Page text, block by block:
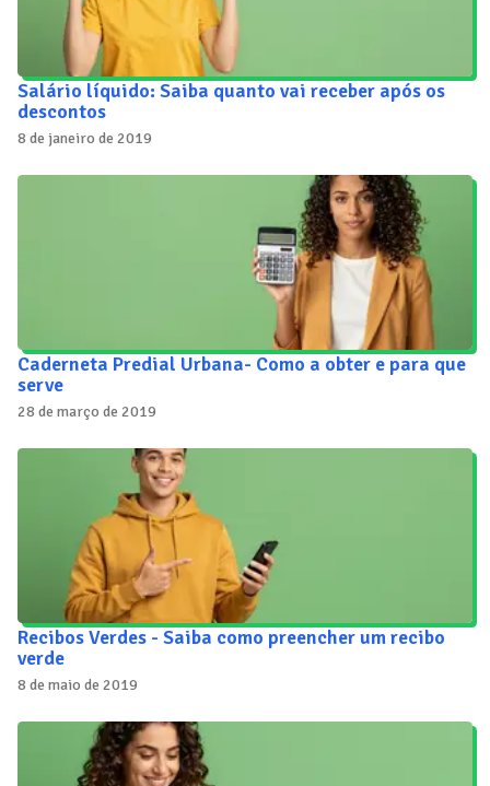
Salário líquido: Saiba quanto vai receber após os
descontos
8 de janeiro de 2019
Caderneta Predial Urbana- Como a obter e para que
serve
28 de março de 2019
Recibos Verdes - Saiba como preencher um recibo
verde
8 de maio de 2019